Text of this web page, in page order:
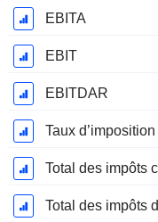
EBITA
EBIT
EBITDAR
Taux
Total des impôts
Total des impôts